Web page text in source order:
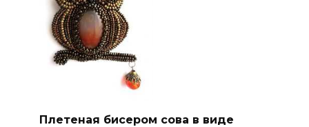
Плетеная бисером сова в виде